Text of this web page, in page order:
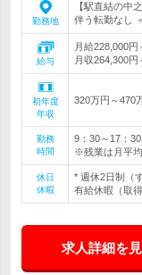
勤務地
【駅直結の中
伴う転勤なし
給与
月給228,000
月収264,300
初年度
年収
320万円～470
勤務
時間
9：30～17：
※残業は月平
休日
休暇
* 週休2日制（
有給休暇（取
求人詳細を